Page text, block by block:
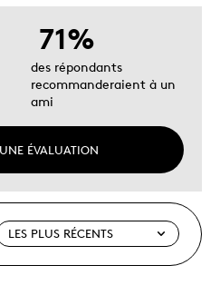
ÉVALUATION
71%
des répondants
recommanderaient à un
ami